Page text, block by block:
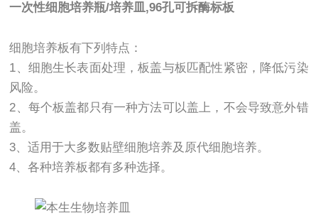
一次性细胞培养瓶/培养皿,96孔可拆酶标板
细胞培养板有下列特点：
1、细胞生长表面处理，板盖与板匹配性紧密，降低污染
风险。
2、每个板盖都只有一种方法可以盖上，不会导致意外错
盖。
3、适用于大多数贴壁细胞培养及原代细胞培养。
4、各种培养板都有多种选择。